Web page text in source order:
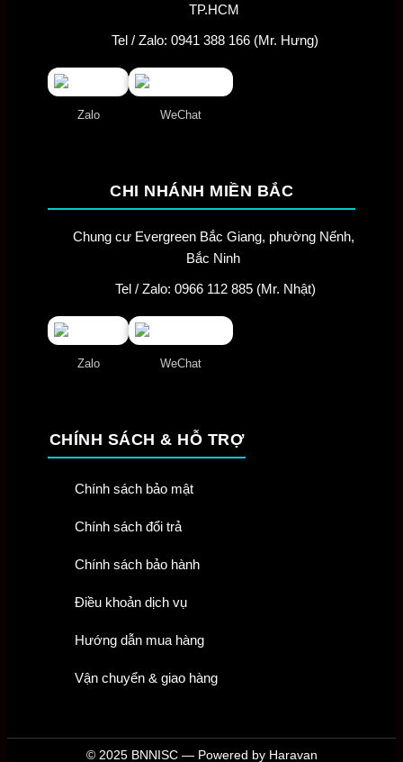
TP.HCM
Tel / Zalo: 0941 388 166 (Mr. Hưng)
Zalo WeChat
CHI NHÁNH MIỀN BẮC
Chung cư Evergreen Bắc Giang, phường Nếnh,
Bắc Ninh
Tel / Zalo: 0966 112 885 (Mr. Nhật)
Zalo WeChat
CHÍNH SÁCH & HỖ TRỢ
Chính sách bảo mật
Chính sách đổi trả
Chính sách bảo hành
Điều khoản dịch vụ
Hướng dẫn mua hàng
Vận chuyển & giao hàng
© 2025 BNNISC — Powered by Haravan